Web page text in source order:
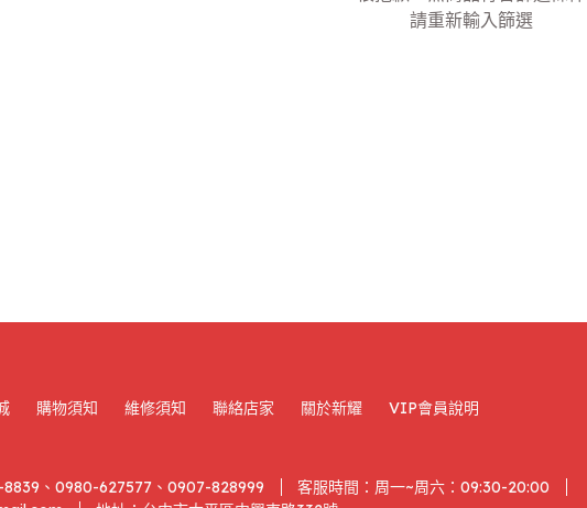
請重新輸入篩選
購物須知 維修須知 聯絡店家 關於新耀 VIP會員說明
、0980-627577、0907-828999
客服時間：周一~周六：09:30-20:00